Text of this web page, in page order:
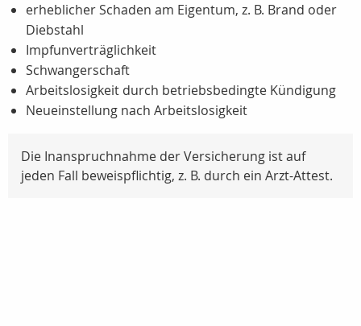
erheblicher Schaden am Eigentum, z. B. Brand oder
Diebstahl
Impfunverträglichkeit
Schwangerschaft
Arbeitslosigkeit durch betriebsbedingte Kündigung
Neueinstellung nach Arbeitslosigkeit
Die Inanspruchnahme der Versicherung ist auf
jeden Fall beweispflichtig, z. B. durch ein Arzt-Attest.